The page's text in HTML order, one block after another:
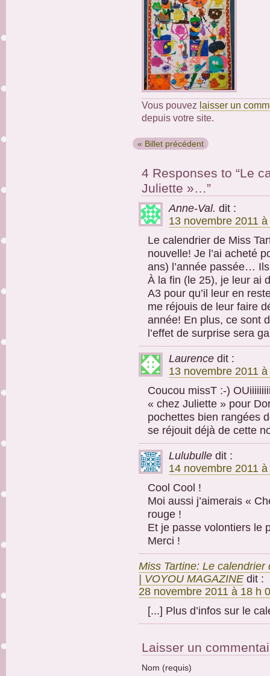
Vous pouvez laisser un
depuis votre site.
« Billet précédent
4 Responses to “Le
Juliette »…”
Anne-Val. dit :
13 novembre 2011
Le calendrier de Miss
nouvelle! Je l’ai acheté
ans) l’année passée…
À la fin (le 25), je leur ai
A3 pour qu’il leur en
me réjouis de leur faire
année! En plus, ce sont
l’effet de surprise sera
Laurence dit :
13 novembre 2011
Coucou missT :-)
« chez Juliette » pour
pochettes bien rangées
se réjouit déjà de cette
Lulubulle dit :
14 novembre 2011
Cool Cool !
Moi aussi j’aimerais «
rouge !
Et je passe volontiers le
Merci !
Miss Tartine: Le
| VOYOU MAGAZINE dit :
28 novembre 2011 à 18 h
[...] Plus d’infos sur le
Laisser un
Nom (requis)